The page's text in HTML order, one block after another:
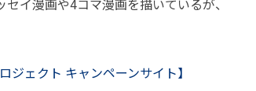
イ漫画や4コマ漫画を描いているが、
ジェクト キャンペーンサイト】